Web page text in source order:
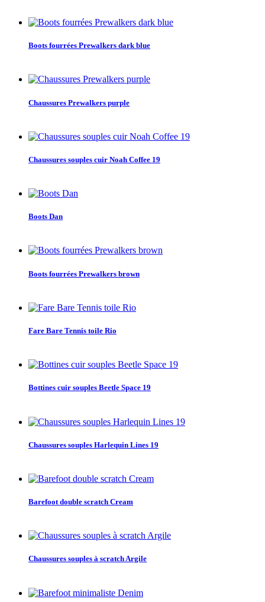
Boots fourrées Prewalkers dark blue
Chaussures Prewalkers purple
Chaussures souples cuir Noah Coffee 19
Boots Dan
Boots fourrées Prewalkers brown
Fare Bare Tennis toile Rio
Bottines cuir souples Beetle Space 19
Chaussures souples Harlequin Lines 19
Barefoot double scratch Cream
Chaussures souples à scratch Argile